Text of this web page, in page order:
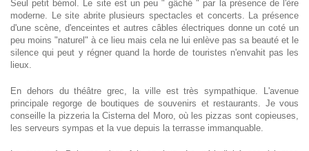
Seul petit bémol. Le site est un peu " gâché " par la présence de l'ère
moderne. Le site abrite plusieurs spectacles et concerts. La présence
d'une scène, d'enceintes et autres câbles électriques donne un coté un
peu moins "naturel" à ce lieu mais cela ne lui enlève pas sa beauté et le
silence qui peut y régner quand la horde de touristes n'envahit pas les
lieux.
En dehors du théâtre grec, la ville est très sympathique. L'avenue
principale regorge de boutiques de souvenirs et restaurants. Je vous
conseille la pizzeria la Cisterna del Moro, où les pizzas sont copieuses,
les serveurs sympas et la vue depuis la terrasse immanquable.